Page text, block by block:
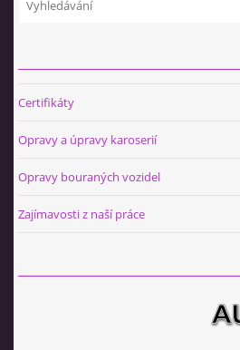
Certifikáty
Opravy a úpravy karoserií
Opravy bouraných vozidel
Zajímavosti z naší práce